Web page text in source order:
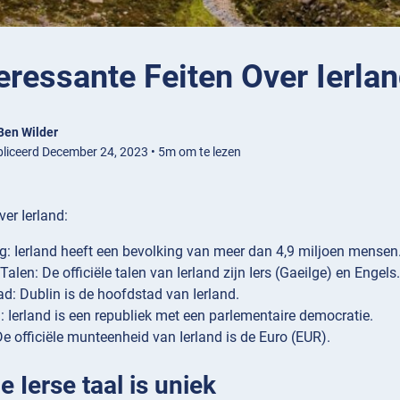
Feiten Over
Wilder
December 24, 2023 • 5m om te lezen
Ierland:
Ierland heeft een bevolking van meer dan 4,9 miljoen
De officiële talen van Ierland zijn Iers (Gaeilge) en Engels.
Dublin is de hoofdstad van Ierland.
Ierland is een republiek met een parlementaire democratie.
officiële munteenheid van Ierland is de Euro (EUR).
Ierse taal is uniek